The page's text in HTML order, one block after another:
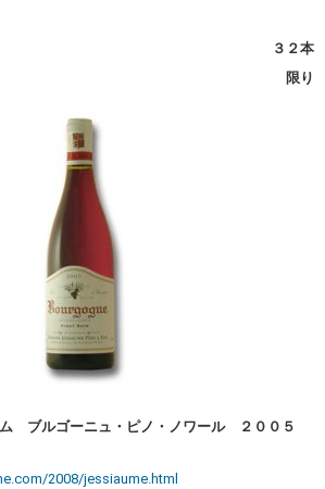
３２本
限り
ブルゴーニュ・ピノ・ノワール ２００５
2008/jessiaume.html